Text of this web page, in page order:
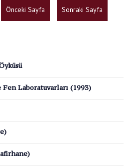
Laboratuvarları (1993)
Sonraki Sayfa
Önceki Sayfa